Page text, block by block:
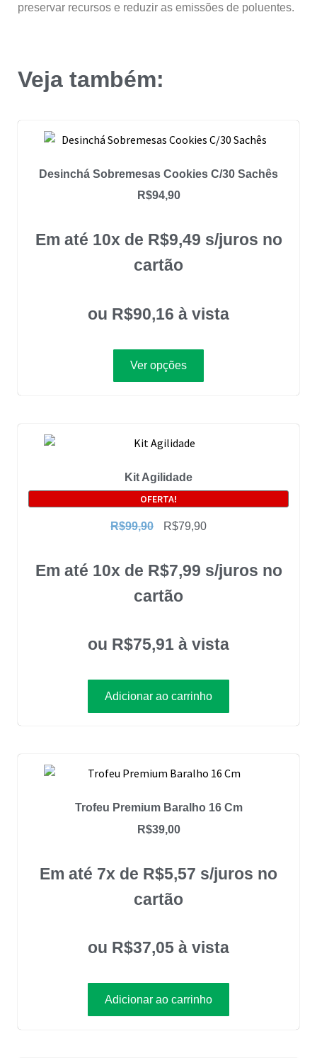
preservar recursos e reduzir as emissões de poluentes.
Veja também:
Desinchá Sobremesas Cookies C/30 Sachês
R$94,90
Em até 10x de R$9,49 s/juros no
cartão
ou R$90,16 à vista
Ver opções
Kit Agilidade
OFERTA!
R$99,90 R$79,90
Em até 10x de R$7,99 s/juros no
cartão
ou R$75,91 à vista
Adicionar ao carrinho
Trofeu Premium Baralho 16 Cm
R$39,00
Em até 7x de R$5,57 s/juros no
cartão
ou R$37,05 à vista
Adicionar ao carrinho